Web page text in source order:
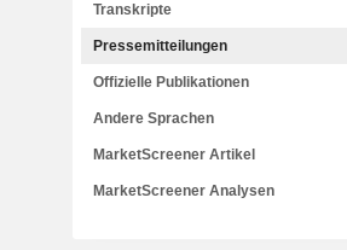
Transkripte
Pressemitteilungen
Offizielle Publikationen
Andere Sprachen
MarketScreener Artikel
MarketScreener Analysen